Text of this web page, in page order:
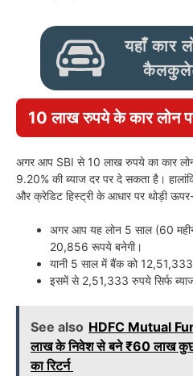
यहाँ कार
10 लाख रुपये के कार लोन
अगर आप SBI से 10 लाख रुपये का कार
9.20% की ब्याज दर पर दे सकता है।
और क्रेडिट हिस्ट्री के आधार पर थोड़ी
अगर आप यह लोन 5 साल (60
20,856 रूपये बनेगी।
यानी 5 साल में बैंक को
इसमें से 2,51,333 रुपये सिर्फ ब्याज
See also HDFC Mutual
लाख के निवेश से बने ₹60 लाख कुछ
का रिटर्न